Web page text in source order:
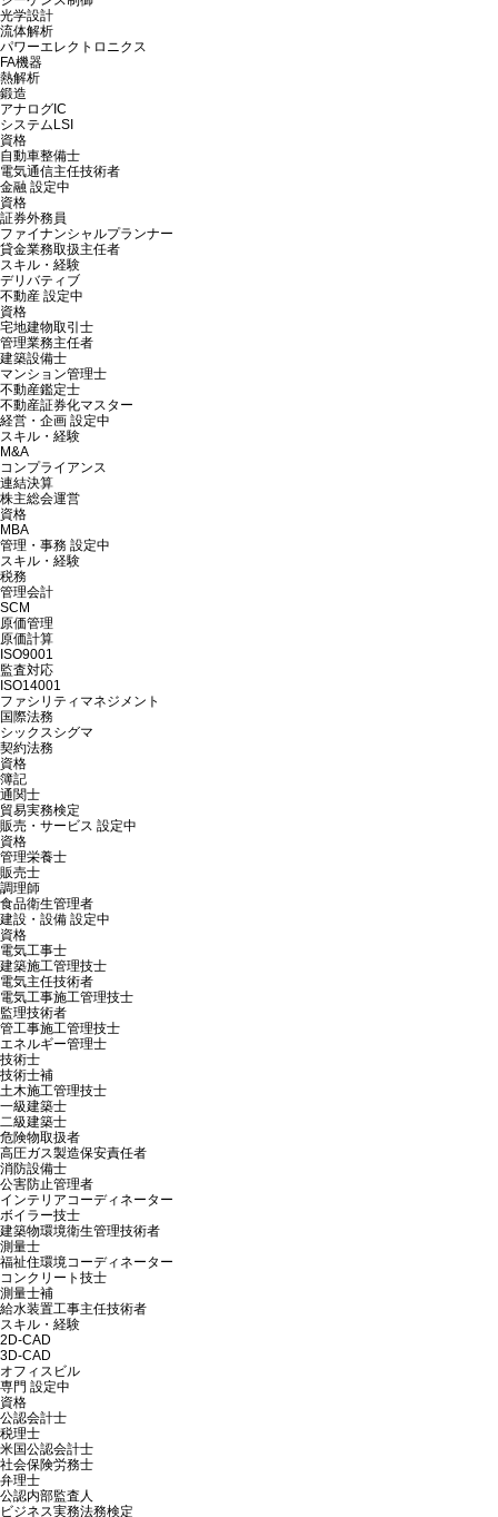
光学設計
流体解析
パワーエレクトロニクス
FA機器
熱解析
鍛造
アナログIC
システムLSI
資格
自動車整備士
電気通信主任技術者
金融 設定中
資格
証券外務員
ファイナンシャルプランナー
貸金業務取扱主任者
スキル・経験
デリバティブ
不動産 設定中
資格
宅地建物取引士
管理業務主任者
建築設備士
マンション管理士
不動産鑑定士
不動産証券化マスター
経営・企画 設定中
スキル・経験
M&A
コンプライアンス
連結決算
株主総会運営
資格
MBA
管理・事務 設定中
スキル・経験
税務
管理会計
SCM
原価管理
原価計算
ISO9001
監査対応
ISO14001
ファシリティマネジメント
国際法務
シックスシグマ
契約法務
資格
簿記
通関士
貿易実務検定
販売・サービス 設定中
資格
管理栄養士
販売士
調理師
食品衛生管理者
建設・設備 設定中
資格
電気工事士
建築施工管理技士
電気主任技術者
電気工事施工管理技士
監理技術者
管工事施工管理技士
エネルギー管理士
技術士
技術士補
土木施工管理技士
一級建築士
二級建築士
危険物取扱者
高圧ガス製造保安責任者
消防設備士
公害防止管理者
インテリアコーディネーター
ボイラー技士
建築物環境衛生管理技術者
測量士
福祉住環境コーディネーター
コンクリート技士
測量士補
給水装置工事主任技術者
スキル・経験
2D-CAD
3D-CAD
オフィスビル
専門 設定中
資格
公認会計士
税理士
米国公認会計士
社会保険労務士
弁理士
公認内部監査人
ビジネス実務法務検定